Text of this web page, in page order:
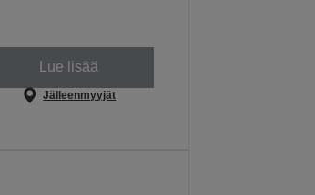
Lue lisää
Jälleenmyyjät